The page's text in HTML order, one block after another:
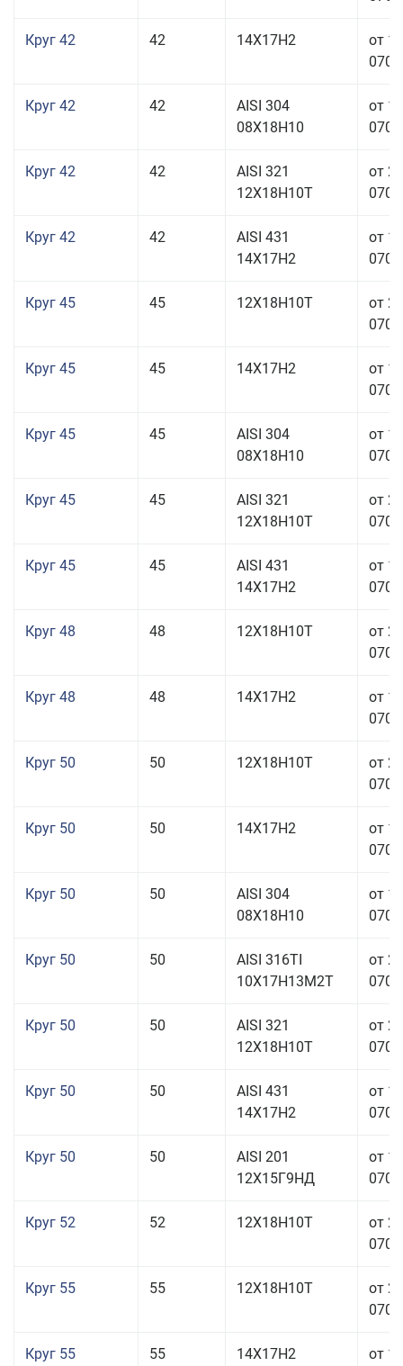
Круг 42 42 14Х17Н2
от
Круг 42 42
AISI 304
08Х18Н10
от
Круг 42 42
AISI 321
12Х18Н10Т
от
Круг 42 42
AISI 431
14Х17Н2
от
Круг 45 45 12Х18Н10Т
от
Круг 45 45 14Х17Н2
от
Круг 45 45
AISI 304
08Х18Н10
от
Круг 45 45
AISI 321
12Х18Н10Т
от
Круг 45 45
AISI 431
14Х17Н2
от
Круг 48 48 12Х18Н10Т
от
Круг 48 48 14Х17Н2
от
Круг 50 50 12Х18Н10Т
от
Круг 50 50 14Х17Н2
от
Круг 50 50
AISI 304
08Х18Н10
от
Круг 50 50
AISI 316TI
10Х17Н13М2Т
от
Круг 50 50
AISI 321
12Х18Н10Т
от
Круг 50 50
AISI 431
14Х17Н2
от
Круг 50 50
AISI 201
12Х15Г9НД
от
Круг 52 52 12Х18Н10Т
от
Круг 55 55 12Х18Н10Т
от
Круг 55 55 14Х17Н2
от